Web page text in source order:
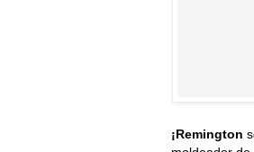
¡Remington